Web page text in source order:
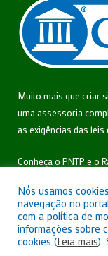
Muito mais que criar
uma assessoria
as exigências das leis
Conheça o PNTP e o
Todos os direitos
Nós usamos
navegação no
com a política de
informações sobre
cookies (Leia mais).